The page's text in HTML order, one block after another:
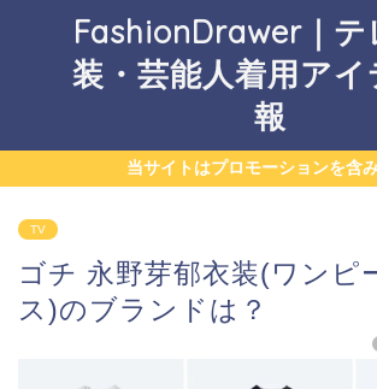
FashionDrawer｜テ
装・芸能人着用ア
報
当サイトはプロモーションを含
TV
ゴチ 永野芽郁衣装(ワンピ
ス)のブランドは？